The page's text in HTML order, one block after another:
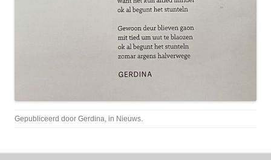
Gepubliceerd door Gerdina, in Nieuws.